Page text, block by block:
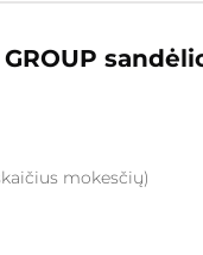
mokesčių)